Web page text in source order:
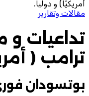
أمريكيّاً) و دوليا.
مقالات وتقارير
تداعيات و
ترامب (
بوتسودان